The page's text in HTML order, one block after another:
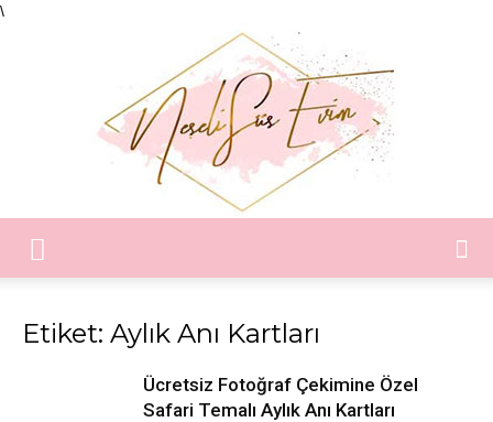
\
Etiket: Aylık Anı Kartları
Ücretsiz Fotoğraf Çekimine Özel
Safari Temalı Aylık Anı Kartları